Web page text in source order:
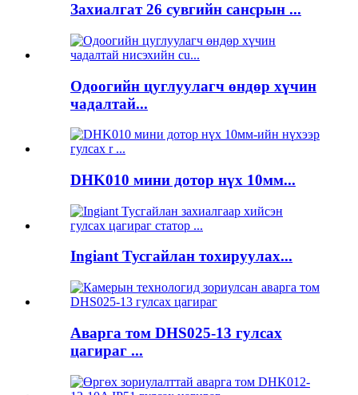
Захиалгат 26 сувгийн сансрын ...
Одоогийн цуглуулагч өндөр хүчин
чадалтай...
DHK010 мини дотор нүх 10мм...
Ingiant Тусгайлан тохируулах...
Аварга том DHS025-13 гулсах
цагираг ...